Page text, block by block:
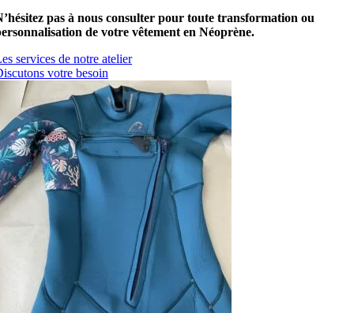
pas à nous consulter pour toute transformation ou
de votre vêtement en Néoprène.
services de notre atelier
votre besoin